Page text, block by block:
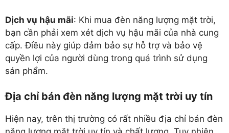
Dịch vụ hậu mãi: Khi mua đèn năng lượng mặt trời,
bạn cần phải xem xét dịch vụ hậu mãi của nhà cung
cấp. Điều này giúp đảm bảo sự hỗ trợ và bảo vệ
quyền lợi của người dùng trong quá trình sử dụng
sản phẩm.
Địa chỉ bán đèn năng lượng mặt trời uy tín
Hiện nay, trên thị trường có rất nhiều địa chỉ bán đèn